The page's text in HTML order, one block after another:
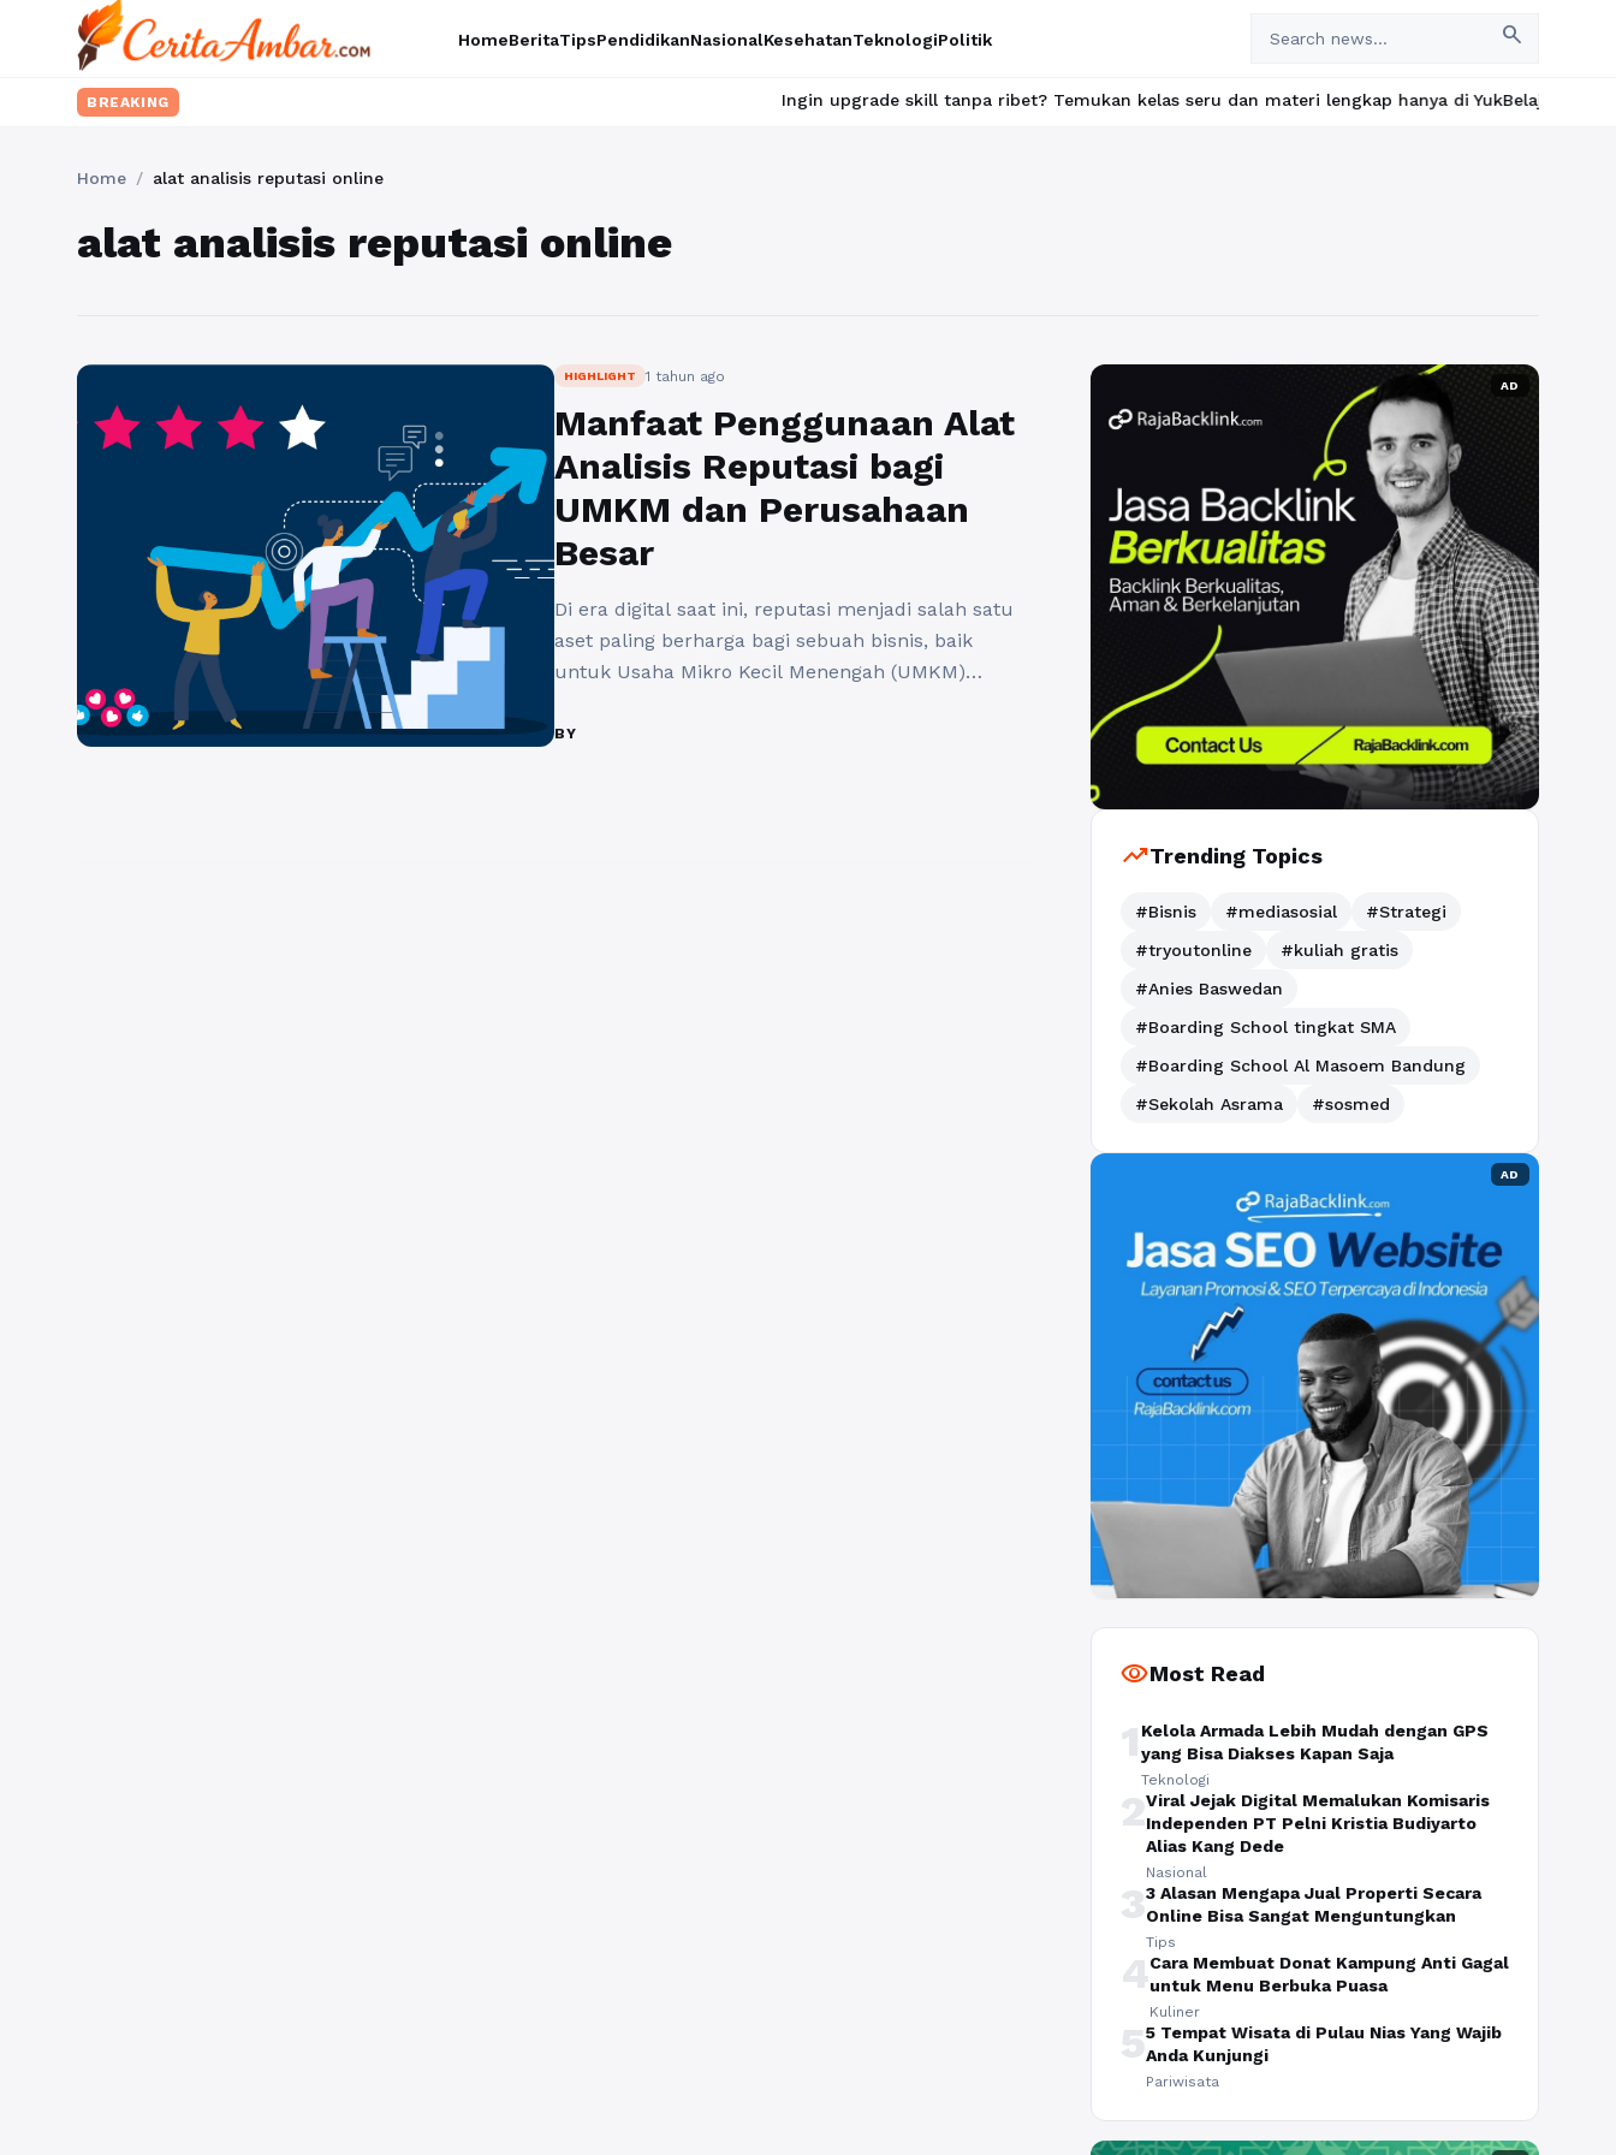
HomeBeritaTipsPendidikanNasionalKesehatanTeknologiPolitik search
BREAKING Ingin upgrade skill tanpa ribet? Temukan kelas seru dan materi lengkap hanya di YukBelajar.com. Mulai
Home / alat analisis reputasi online
alat analisis reputasi online
HIGHLIGHT 1 tahun ago
Manfaat Penggunaan Alat
Analisis Reputasi bagi
UMKM dan Perusahaan
Besar
Di era digital saat ini, reputasi menjadi salah satu
aset paling berharga bagi sebuah bisnis, baik
untuk Usaha Mikro Kecil Menengah (UMKM)
untuk mengelola dan meningkatkan reputasi
BY
AD
trending_upTrending Topics
#Bisnis #mediasosial
#Strategi
#tryoutonline
#kuliah gratis
#Anies Baswedan
#Boarding School tingkat SMA
#Boarding School Al Masoem Bandung
#Sekolah Asrama
#sosmed
AD
visibilityMost Read
1 Kelola Armada Lebih Mudah dengan GPS
yang Bisa Diakses Kapan Saja
Teknologi
2Viral Jejak Digital Memalukan Komisaris
Independen PT Pelni Kristia Budiyarto
Alias Kang Dede
Nasional
33 Alasan Mengapa Jual Properti Secara
Online Bisa Sangat Menguntungkan
Tips
4Cara Membuat Donat Kampung Anti Gagal
untuk Menu Berbuka Puasa
Kuliner
55 Tempat Wisata di Pulau Nias Yang Wajib
Anda Kunjungi
Pariwisata